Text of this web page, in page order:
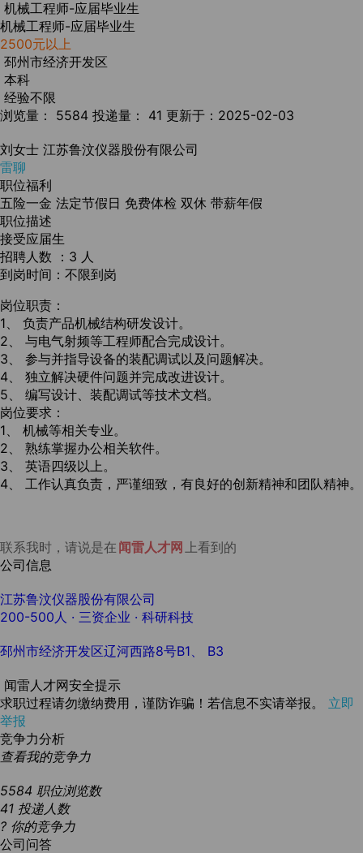
机械工程师-应届毕业生
机械工程师-应届毕业生
2500元以上
邳州市经济开发区
本科
经验不限
浏览量： 5584 投递量： 41 更新于：2025-02-03
刘女士 江苏鲁汶仪器股份有限公司
雷聊
职位福利
五险一金 法定节假日 免费体检 双休 带薪年假
职位描述
接受应届生
招聘人数 ：3 人
到岗时间：不限到岗
岗位职责：
1、 负责产品机械结构研发设计。
2、 与电气射频等工程师配合完成设计。
3、 参与并指导设备的装配调试以及问题解决。
4、 独立解决硬件问题并完成改进设计。
5、 编写设计、装配调试等技术文档。
岗位要求：
1、 机械等相关专业。
2、 熟练掌握办公相关软件。
3、 英语四级以上。
4、 工作认真负责，严谨细致，有良好的创新精神和团队精神。
联系我时，请说是在 闻雷人才网 上看到的
公司信息
江苏鲁汶仪器股份有限公司
200-500人 · 三资企业 · 科研科技
邳州市经济开发区辽河西路8号B1、 B3
闻雷人才网安全提示
求职过程请勿缴纳费用，谨防诈骗！若信息不实请举报。 立即
举报
竞争力分析
查看我的竞争力
5584 职位浏览数
41 投递人数
? 你的竞争力
公司问答